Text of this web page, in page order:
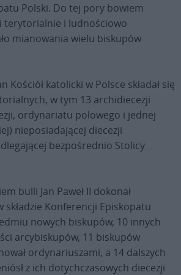
Polski. Do tej pory bowiem
terytorialnie i ludnościowo
mianowania wielu biskupów
Kościół katolicki w Polsce składał się
w tym 13 archidiecezji
ordynariatu polowego i jednej
nieposiadającej diecezji
bezpośrednio Stolicy
bulli Jan Paweł II dokonał
składzie Konferencji Episkopatu
nowych biskupów, 10 innych
arcybiskupów, 11 biskupów
ordynariuszami, a 14 dalszych
z ich dotychczasowych diecezji